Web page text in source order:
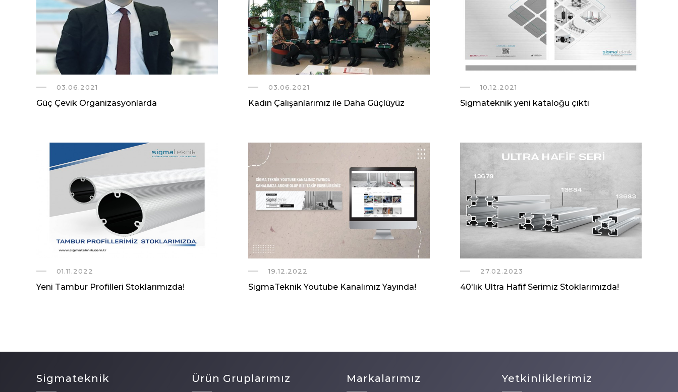
03.06.2021
Güç Çevik Organizasyonlarda
03.06.2021
Kadın Çalışanlarımız ile Daha Güçlüyüz
10.12.2021
Sigmateknik yeni kataloğu çıktı
01.11.2022
Yeni Tambur Profilleri Stoklarımızda!
19.12.2022
SigmaTeknik Youtube Kanalımız Yayında!
27.02.2023
40'lık Ultra Hafif Serimiz Stoklarımızda!
Sigmateknik Ürün Gruplarımız Markalarımız Yetkinliklerimiz